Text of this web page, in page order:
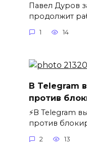
Павел Дуров
продолжит
1 14
В Telegram
против
⚡️В Telegram
против
2 13